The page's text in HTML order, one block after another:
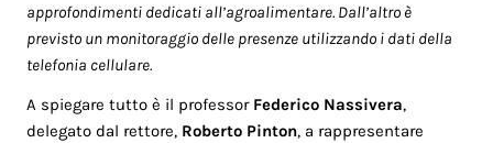
approfondimenti dedicati all’agroalimentare. Dall’altro è
previsto un monitoraggio delle presenze utilizzando i dati della
telefonia cellulare.
A spiegare tutto è il professor Federico Nassivera,
delegato dal rettore, Roberto Pinton, a rappresentare